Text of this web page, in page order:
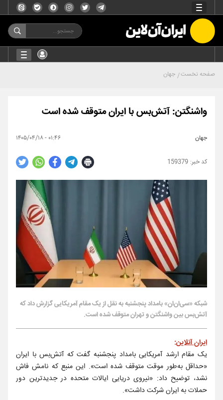
صفحه نخست جهان
واشنگتن: آتش‌بس با ایران متوقف شده است
جهان ۰۱:۴۶ - ۱۴۰۵/۰۴/۱۸
159379
شبکه «سی‌ان‌ان» بامداد پنجشنبه به نقل از یک مقام آمریکایی گزارش داد که
آتش‌بس بین واشنگتن و تهران متوقف شده است.
ایران آنلاین:
یک مقام ارشد آمریکایی بامداد پنجشنبه گفت که آتش‌بس با ایران
«حداقل به‌طور موقت متوقف شده است». این منبع که نامش فاش
نشد، توضیح داد: «نیروی دریایی ایالات متحده در جدیدترین دور
حملات به ایران شرکت داشت».